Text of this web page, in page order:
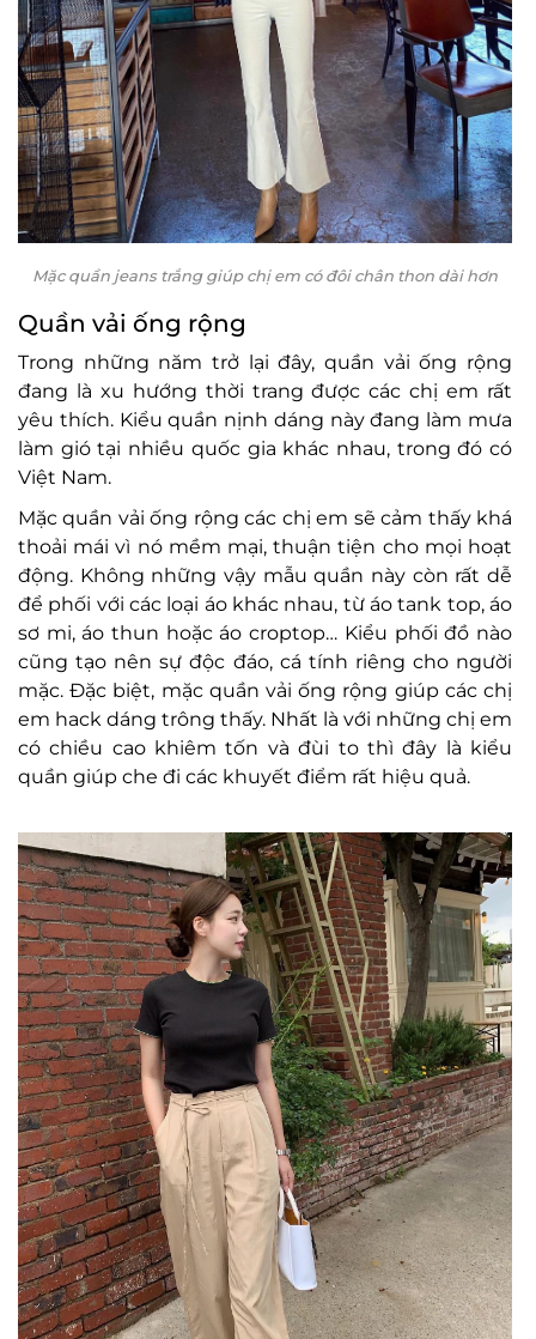
Mặc quần jeans trắng giúp chị em có đôi chân thon dài hơn
Quần vải ống rộng
Trong những năm trở lại đây, quần vải ống rộng
đang là xu hướng thời trang được các chị em rất
yêu thích. Kiểu quần nịnh dáng này đang làm mưa
làm gió tại nhiều quốc gia khác nhau, trong đó có
Việt Nam.
Mặc quần vải ống rộng các chị em sẽ cảm thấy khá
thoải mái vì nó mềm mại, thuận tiện cho mọi hoạt
động. Không những vậy mẫu quần này còn rất dễ
để phối với các loại áo khác nhau, từ áo tank top, áo
sơ mi, áo thun hoặc áo croptop… Kiểu phối đồ nào
cũng tạo nên sự độc đáo, cá tính riêng cho người
mặc. Đặc biệt, mặc quần vải ống rộng giúp các chị
em hack dáng trông thấy. Nhất là với những chị em
có chiều cao khiêm tốn và đùi to thì đây là kiểu
quần giúp che đi các khuyết điểm rất hiệu quả.